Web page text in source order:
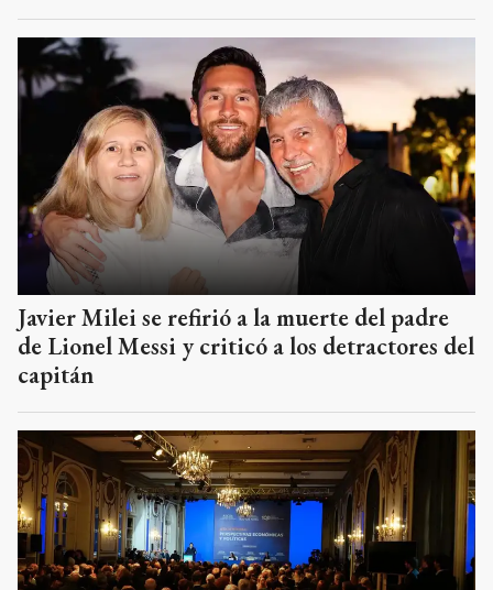
Javier Milei se refirió a la muerte del padre
de Lionel Messi y criticó a los detractores del
capitán